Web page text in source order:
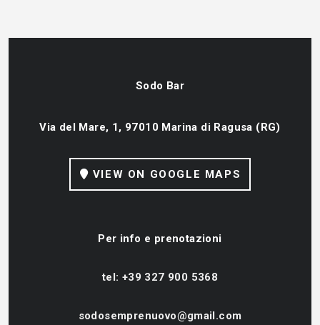
Sodo Bar
Via del Mare, 1, 97010 Marina di Ragusa (RG)
VIEW ON GOOGLE MAPS
Per info e prenotazioni
tel: +39 327 900 5368
sodosemprenuovo@gmail.com